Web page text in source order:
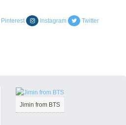
Pinterest Instagram Twitter
Jimin from BTS